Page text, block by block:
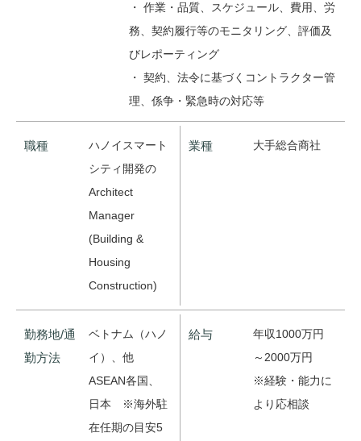
・ 作業・品質、スケジュール、費用、労
務、契約履行等のモニタリング、評価及
びレポーティング
・ 契約、法令に基づくコントラクター管
理、係争・緊急時の対応等
職種
ハノイスマート
シティ開発の
Architect
Manager
(Building &
Housing
Construction)
業種 大手総合商社
勤務地/通
勤方法
ベトナム（ハノ
イ）、他
ASEAN各国、
日本 ※海外駐
在任期の目安5
給与
年収1000万円
～2000万円
※経験・能力に
より応相談